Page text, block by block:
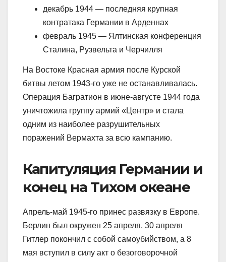
декабрь 1944 — последняя крупная
контратака Германии в Арденнах
февраль 1945 — Ялтинская конференция
Сталина, Рузвельта и Черчилля
На Востоке Красная армия после Курской
битвы летом 1943-го уже не останавливалась.
Операция Багратион в июне-августе 1944 года
уничтожила группу армий «Центр» и стала
одним из наиболее разрушительных
поражений Вермахта за всю кампанию.
Капитуляция Германии и
конец на Тихом океане
Апрель-май 1945-го принес развязку в Европе.
Берлин был окружен 25 апреля, 30 апреля
Гитлер покончил с собой самоубийством, а 8
мая вступил в силу акт о безоговорочной